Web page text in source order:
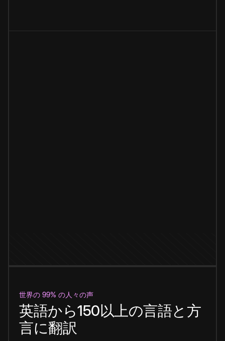
世界の 99% の人々の声
英語から150以上の言語と方
言に翻訳